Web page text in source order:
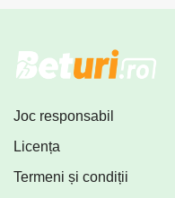
Joc responsabil
Licența
Termeni și condiții